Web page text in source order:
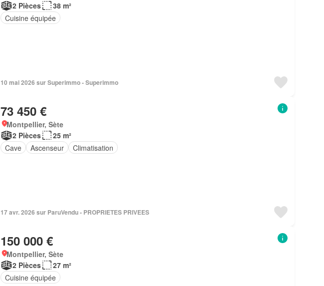
2 Pièces
38 m²
Cuisine équipée
10 mai 2026 sur Superimmo - Superimmo
73 450 €
Montpellier, Sète
2 Pièces
25 m²
Cave
Ascenseur Climatisation
17 avr. 2026 sur ParuVendu - PROPRIETES PRIVEES
150 000 €
Montpellier, Sète
2 Pièces
27 m²
Cuisine équipée